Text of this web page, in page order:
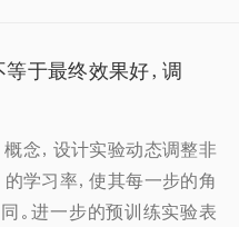
于最终效果好，调
念，设计实验动态调整非
学习率，使其每一步的角
。进一步的预训练实验表